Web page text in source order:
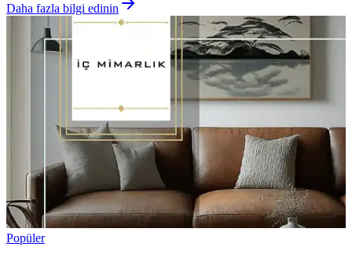
Daha fazla bilgi edinin
Popüler